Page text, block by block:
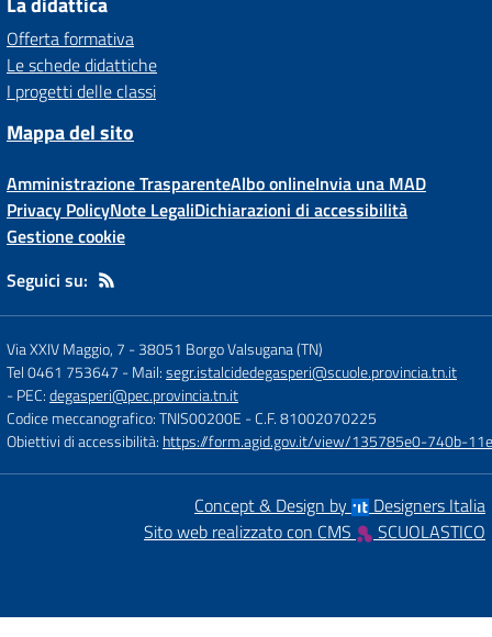
Offerta formativa
Le schede didattiche
I progetti delle classi
Mappa del sito
Amministrazione TrasparenteAlbo onlineInvia una MAD
Privacy PolicyNote LegaliDichiarazioni di accessibilità
Gestione cookie
Seguici su:
Via XXIV Maggio, 7 -38051 Borgo Valsugana (TN)
Tel 0461 753647 - Mail:segr.istalcidedegasperi@scuole.provincia.tn.it
- PEC:degasperi@pec.provincia.tn.it
Codice meccanografico: TNIS00200E - C.F. 81002070225
Obiettivi di accessibilità: https://form.agid.gov.it/view/135785e0-740b-
Concept & Design by
Designers Italia
Sito web realizzato con CMS
SCUOLASTICO